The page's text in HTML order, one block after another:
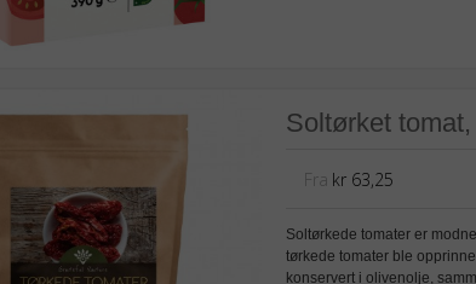
Soltørket
Fra kr 63,25
Soltørkede tomater er
tørkede tomater ble
konservert i olivenolje,